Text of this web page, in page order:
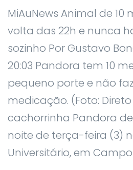
MiAuNews Animal de 10
volta das 22h e nunca
sozinho Por Gustavo
20:03 Pandora tem 10
pequeno porte e não
medicação. (Foto:
cachorrinha Pandora
noite de terça-feira (3)
Universitário, em Campo